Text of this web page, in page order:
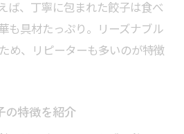
ば、丁寧に包まれた餃子は食べ
も具材たっぷり。リーズナブル
め、リピーターも多いのが特徴
の特徴を紹介